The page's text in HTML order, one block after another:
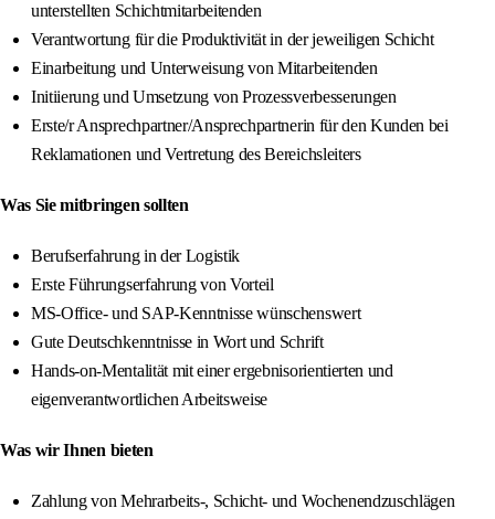
unterstellten Schichtmitarbeitenden
Verantwortung für die Produktivität in der jeweiligen Schicht
Einarbeitung und Unterweisung von Mitarbeitenden
Initiierung und Umsetzung von Prozessverbesserungen
Erste/r Ansprechpartner/Ansprechpartnerin für den Kunden bei
Reklamationen und Vertretung des Bereichsleiters
Was Sie mitbringen sollten
Berufserfahrung in der Logistik
Erste Führungserfahrung von Vorteil
MS-Office- und SAP-Kenntnisse wünschenswert
Gute Deutschkenntnisse in Wort und Schrift
Hands-on-Mentalität mit einer ergebnisorientierten und
eigenverantwortlichen Arbeitsweise
Was wir Ihnen bieten
Zahlung von Mehrarbeits-, Schicht- und Wochenendzuschlägen